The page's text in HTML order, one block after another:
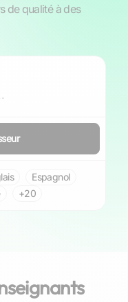
de qualité à des
Espagnol
+20